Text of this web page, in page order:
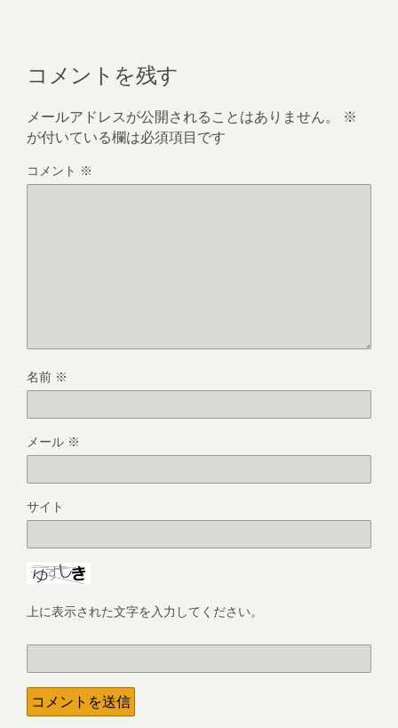
コメントを残す
メールアドレスが公開されることはありません。
※
が付いている欄は必須項目です
コメント ※
名前 ※
メール ※
サイト
上に表示された文字を入力してください。